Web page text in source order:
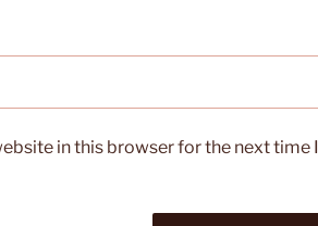
in this browser for the next time I